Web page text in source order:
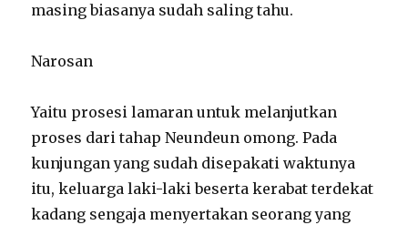
masing biasanya sudah saling tahu.
Narosan
Yaitu prosesi lamaran untuk melanjutkan
proses dari tahap Neundeun omong. Pada
kunjungan yang sudah disepakati waktunya
itu, keluarga laki-laki beserta kerabat terdekat
kadang sengaja menyertakan seorang yang